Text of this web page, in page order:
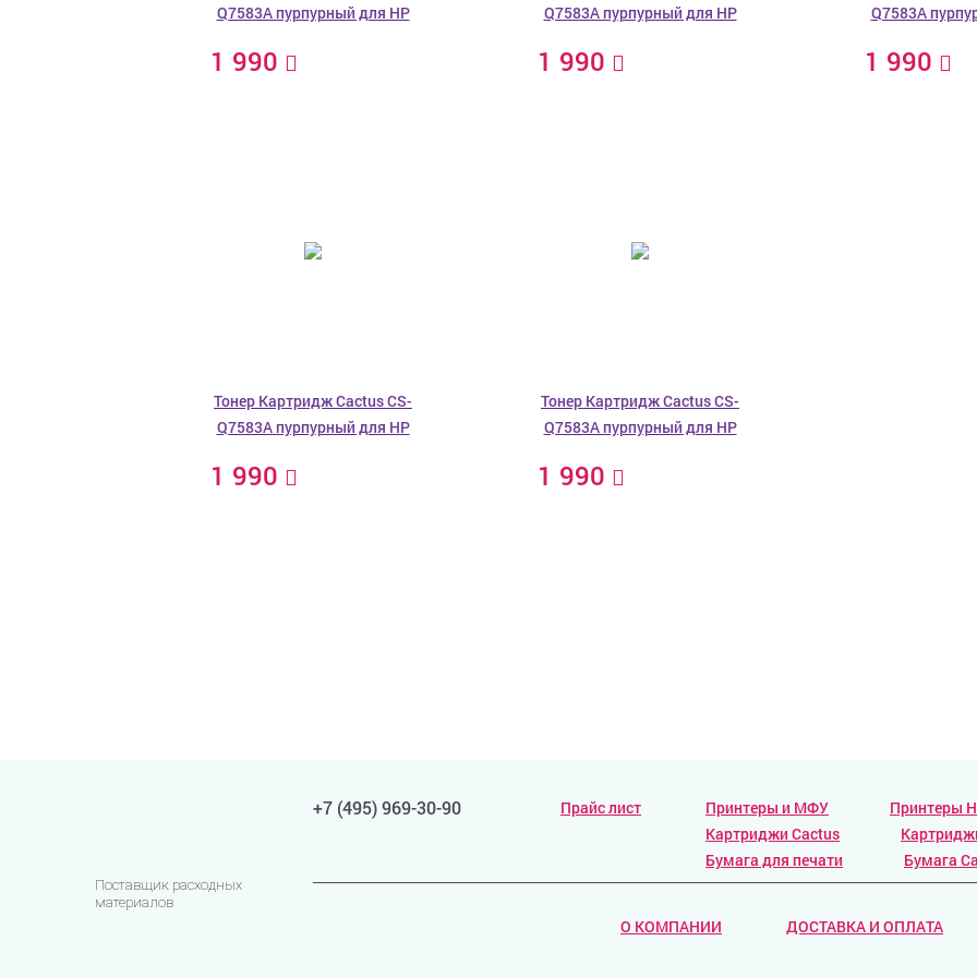
Q7583A пурпурный для HP
1 990
Q7583A пурпурный для HP
1 990
Q7583A
1 990
Тонер Картридж Cactus CS-
Q7583A пурпурный для HP
1 990
Тонер Картридж Cactus CS-
Q7583A пурпурный для HP
1 990
Поставщик расходных
материалов
+7 (495) 969-30-90 Прайс лист Принтеры и МФУ Принтеры
Картриджи Cactus
Бумага для печати
Бумага
О КОМПАНИИ ДОСТАВКА И ОПЛАТА